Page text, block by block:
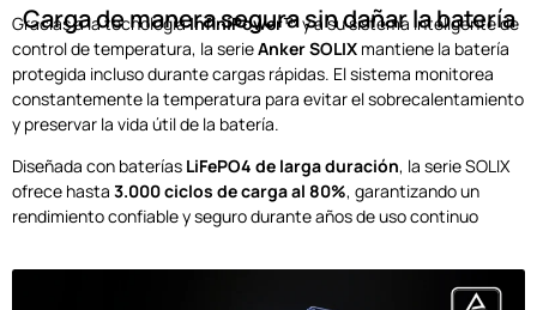
Carga de manera segura sin dañar la batería
Gracias a la tecnologíaInfiniPower™y a su sistema inteligente de
control de temperatura, la serieAnker SOLIX mantiene la batería
protegida incluso durante cargas rápidas. El sistema monitorea
constantemente la temperatura para evitar el sobrecalentamiento
y preservar la vida útil de la batería.
Diseñada con baterías LiFePO4 de larga duración, la serie SOLIX
ofrece hasta 3.000 ciclos de carga al 80%, garantizando un
rendimiento confiable y seguro durante años de uso continuo